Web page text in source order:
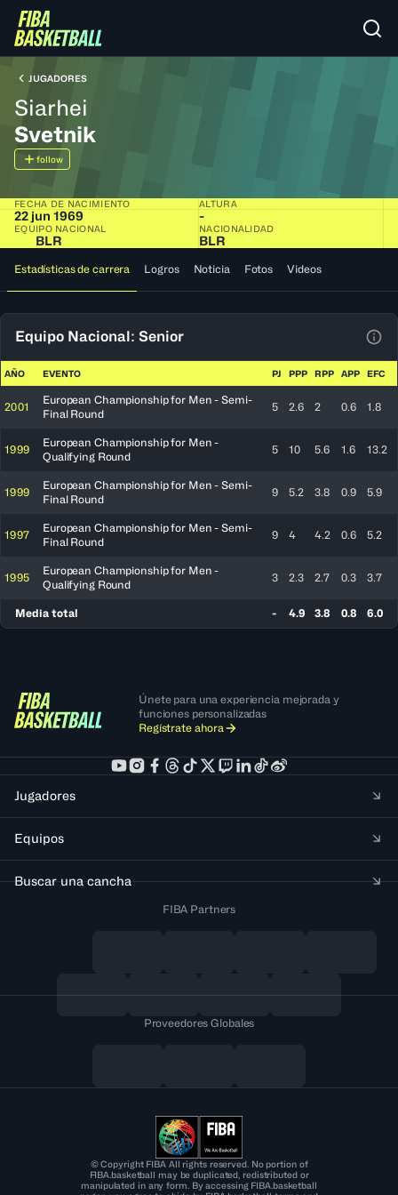
JUGADORES
Siarhei
Svetnik
follow
FECHA DE NACIMIENTO
22 jun 1969
ALTURA
-
EQUIPO NACIONAL
BLR
NACIONALIDAD
BLR
Estadísticas de carrera Logros Noticia Fotos Videos
Equipo Nacional: Senior
AÑO EVENTO PJ PPP RPP APP EFC
2001
European Championship for Men - Semi-
Final Round
5 2.6 2 0.6 1.8
1999
European Championship for Men -
Qualifying Round
5 10 5.6 1.6 13.2
1999
European Championship for Men - Semi-
Final Round
9 5.2 3.8 0.9 5.9
1997
European Championship for Men - Semi-
Final Round
9 4 4.2 0.6 5.2
1995
European Championship for Men -
Qualifying Round
3 2.3 2.7 0.3 3.7
Media total - 4.9 3.8 0.8 6.0
Únete para una experiencia mejorada y
funciones personalizadas
Regístrate ahora
Jugadores
Equipos
Buscar una cancha
FIBA Partners
Proveedores Globales
© Copyright FIBA All rights reserved. No portion of
FIBA.basketball may be duplicated, redistributed or
manipulated in any form. By accessing FIBA.basketball